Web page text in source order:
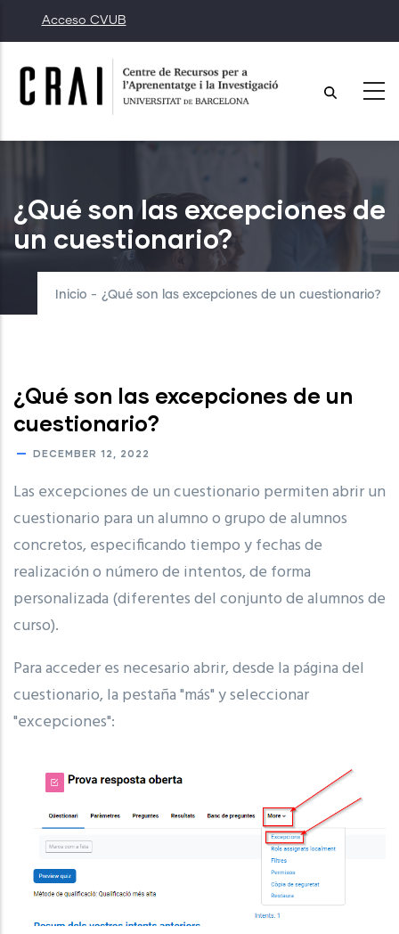
al
contenido
principal
Acceso CVUB
¿Qué son las excepciones de
un cuestionario?
Inicio - ¿Qué son las excepciones de un cuestionario?
¿Qué son las excepciones de un
cuestionario?
DECEMBER 12, 2022
Las excepciones de un cuestionario permiten abrir un
cuestionario para un alumno o grupo de alumnos
concretos, especificando tiempo y fechas de
realización o número de intentos, de forma
personalizada (diferentes del conjunto de alumnos de
curso).
Para acceder es necesario abrir, desde la página del
cuestionario, la pestaña "más" y seleccionar
"excepciones":